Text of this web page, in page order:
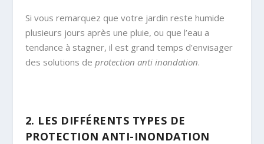
Si vous remarquez que votre jardin reste humide
plusieurs jours après une pluie, ou que l’eau a
tendance à stagner, il est grand temps d’envisager
des solutions de protection anti inondation.
2. LES DIFFÉRENTS TYPES DE
PROTECTION ANTI-INONDATION